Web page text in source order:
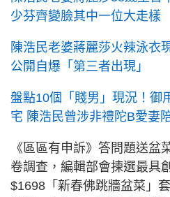
少芬齊變臉其中一位大走樣
陳浩民老婆蔣麗莎火辣泳衣
公開自爆「第三者出現」
盤點10個「賤男」現況！御
宅 陳浩民曾涉非禮陀B愛妻
《區區有申訴》答問題送盆
卷調查，編輯部會揀選最具
$1698「新春佛跳牆盆菜」